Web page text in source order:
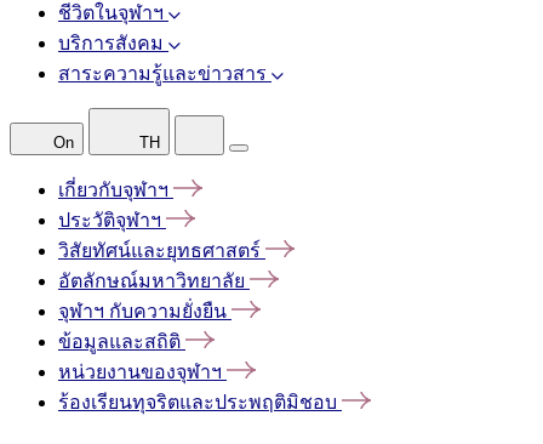
ชีวิตในจุฬาฯ
บริการสังคม
สาระความรู้และข่าวสาร
On TH
เกี่ยวกับจุฬาฯ
ประวัติจุฬาฯ
วิสัยทัศน์และยุทธศาสตร์
อัตลักษณ์มหาวิทยาลัย
จุฬาฯ กับความยั่งยืน
ข้อมูลและสถิติ
หน่วยงานของจุฬาฯ
ร้องเรียนทุจริตและประพฤติมิชอบ